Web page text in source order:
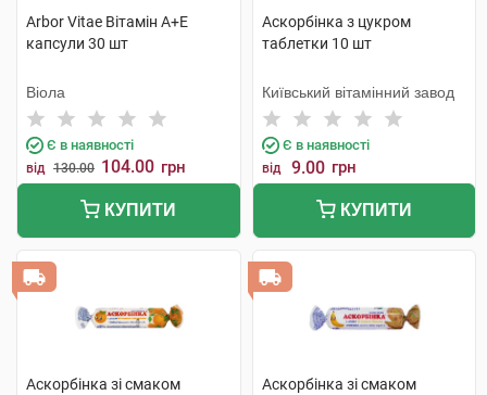
Arbor Vitae Вітамін A+Е
капсули 30 шт
Віола
Є в наявності
від 130.00 104.00 грн
КУПИТИ
Аскорбінка з цукром
таблетки 10 шт
Київський вітамінний завод
Є в наявності
від 9.00 грн
КУПИТИ
Аскорбінка зі смаком
Аскорбінка зі смаком